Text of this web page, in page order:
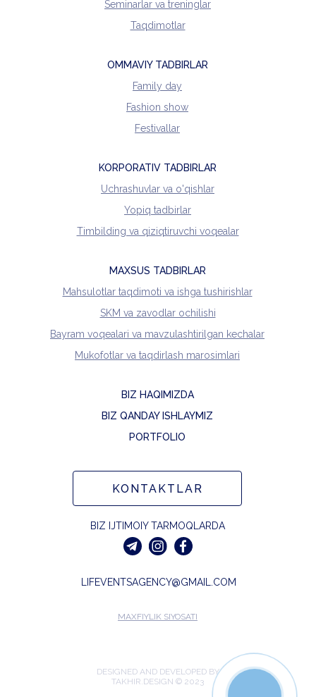
OMMAVIY TADBIRLAR
Family day
Fashion show
Festivallar
Seminarlar va treninglar
Taqdimotlar
MAXFIYLIK SIYOSATI
DESIGNED AND DEVELOPED BY
TAKHIR.DESIGN © 2023
MAXSUS TADBIRLAR
Mahsulotlar taqdimoti va ishga tushirishlar
SKM va zavodlar ochilishi
Bayram voqealari va mavzulashtirilgan kechalar
Mukofotlar va taqdirlash marosimlari
KORPORATIV TADBIRLAR
Uchrashuvlar va o'qishlar
Yopiq tadbirlar
KONTAKTLAR
Timbilding va qiziqtiruvchi voqealar
BIZ IJTIMOIY TARMOQLARDA
BIZ HAQIMIZDA
BIZ QANDAY ISHLAYMIZ
PORTFOLIO
LIFEVENTSAGENCY@GMAIL.COM